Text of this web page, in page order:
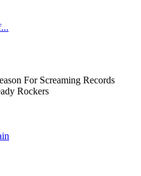
For Screaming Records
Rockers